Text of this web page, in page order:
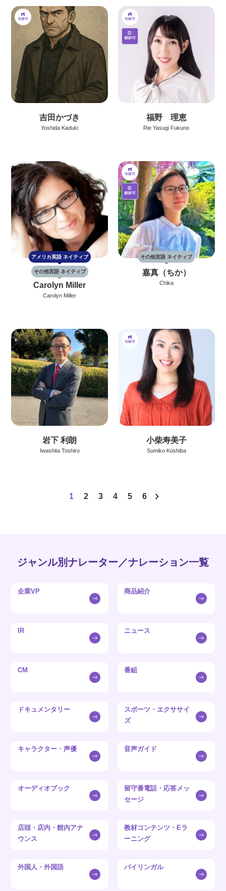
吉田かづき
Yoshida Kaduki
福野 理恵
Rie Yasugi Fukuno
アメリカ英語 ネイティブ
その他言語 ネイティブ
Carolyn Miller
Carolyn Miller
その他言語 ネイティブ
嘉真（ちか）
Chika
岩下 利朗
Iwashita Toshiro
小柴寿美子
Sumiko Koshiba
1 2 3 4 5 6
ジャンル別ナレーター／ナレーション一覧
企業VP 商品紹介
IR ニュース
CM 番組
ドキュメンタリー
スポーツ・エクササイ
ズ
キャラクター・声優 音声ガイド
オーディオブック
留守番電話・応答メッ
セージ
店頭・店内・館内アナ
ウンス
教材コンテンツ・Eラ
ーニング
外国人・外国語 バイリンガル